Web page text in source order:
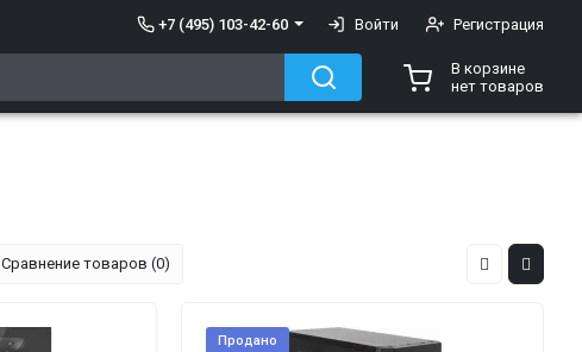
+7 (495) 103-42-60 Войти Регистрация
В корзине
нет товаров
Сравнение товаров (0)
Продано